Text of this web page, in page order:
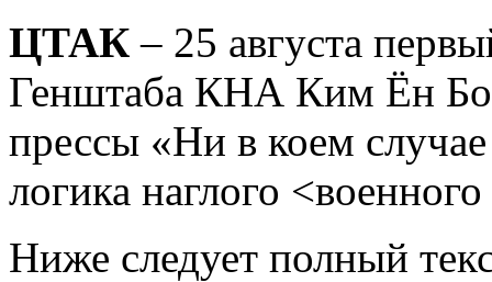
ЦТАК – 25 августа
Генштаба КНА Ким Ён
прессы «Ни в коем
логика наглого
Ниже следует полный